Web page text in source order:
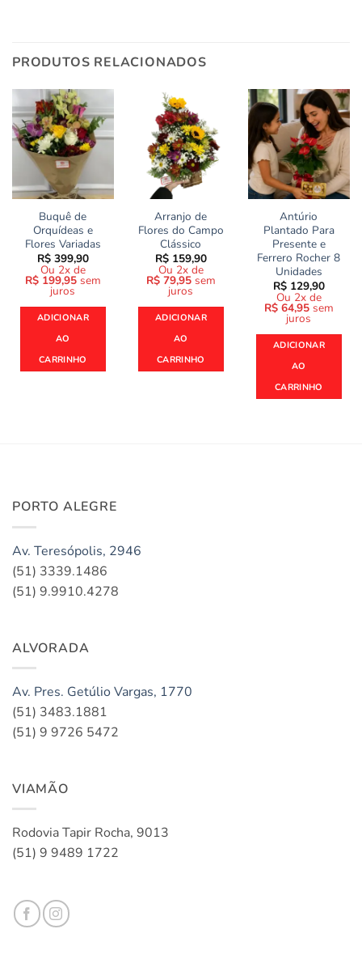
PRODUTOS RELACIONADOS
Buquê de
Orquídeas e
Flores Variadas
R$399,90
Ou 2x de
R$199,95 sem
juros
ADICIONAR
AO
CARRINHO
Arranjo de
Flores do Campo
Clássico
R$159,90
Ou 2x de
R$79,95 sem
juros
ADICIONAR
AO
CARRINHO
Antúrio
Plantado Para
Presente e
Ferrero Rocher 8
Unidades
R$129,90
Ou 2x de
R$64,95 sem
juros
ADICIONAR
AO
CARRINHO
PORTO ALEGRE
Av. Teresópolis, 2946
(51) 3339.1486
(51) 9.9910.4278
ALVORADA
Av. Pres. Getúlio Vargas, 1770
(51) 3483.1881
(51) 9 9726 5472
VIAMÃO
Rodovia Tapir Rocha, 9013
(51) 9 9489 1722